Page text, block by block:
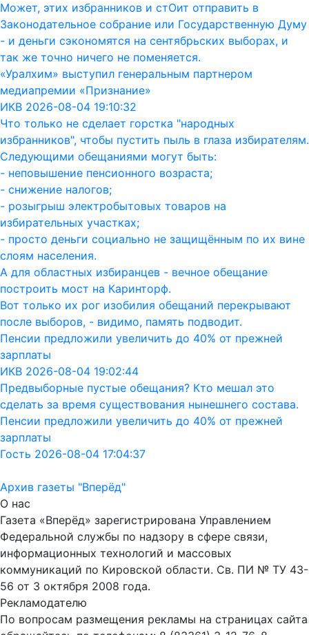
Может, этих избранников и стОит отправить в
Законодательное собрание или Государственную Думу
- и деньги сэкономятся на сентябрьских выборах, и
так же точно ничего не поменяется.
«Уралхим» выступил генеральным партнером
медиапремии «Признание»
ИКВ 2026-08-04 19:10:32
Что только не сделает горстка "народных
избранников", чтобы пустить пыль в глаза избирателям.
Следующими обещаниями могут быть:
- неповышение пенсионного возраста;
- снижение налогов;
- розыгрыш электробытовых товаров на
избирательных участках;
- просто деньги социально не защищённым по их вине
слоям населения.
А для областных избиранцев - вечное обещание
построить мост на Каринторф.
Вот только их рог изобилия обещаний перекрывают
после выборов, - видимо, память подводит.
Пенсии предложили увеличить до 40% от прежней
зарплаты
ИКВ 2026-08-04 19:02:44
Предвыборные пустые обещания? Кто мешал это
сделать за время существования нынешнего состава.
Пенсии предложили увеличить до 40% от прежней
зарплаты
Гость 2026-08-04 17:04:37
Архив газеты "Вперёд"
О нас
Газета «Вперёд» зарегистрирована Управлением
Федеральной службы по надзору в сфере связи,
информационных технологий и массовых
коммуникаций по Кировской области. Св. ПИ № ТУ 43-
56 от 3 октября 2008 года.
Рекламодателю
По вопросам размещения рекламы на страницах сайта